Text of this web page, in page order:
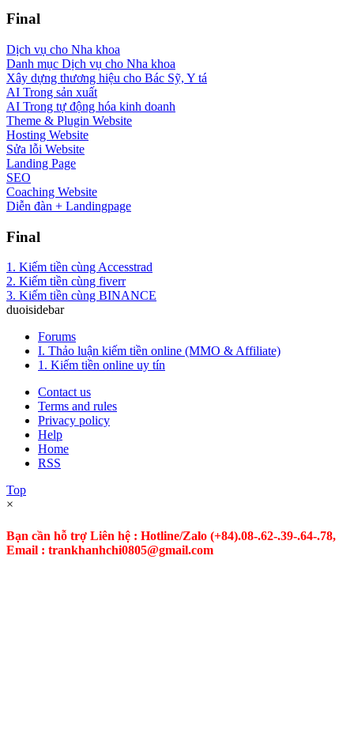
Final
Dịch vụ cho Nha khoa
Danh mục Dịch vụ cho Nha khoa
Xây dựng thương hiệu cho Bác Sỹ, Y tá
AI Trong sản xuất
AI Trong tự động hóa kinh doanh
Theme & Plugin Website
Hosting Website
Sửa lỗi Website
Landing Page
SEO
Coaching Website
Diễn đàn + Landingpage
Final
1. Kiếm tiền cùng Accesstrad
2. Kiếm tiền cùng fiverr
3. Kiếm tiền cùng BINANCE
duoisidebar
Forums
I. Thảo luận kiếm tiền online (MMO & Affiliate)
1. Kiếm tiền online uy tín
Contact us
Terms and rules
Privacy policy
Help
Home
RSS
Top
×
Bạn cần hỗ trợ Liên hệ : Hotline/Zalo (+84).08-.62-.39-.64-.78,
Email : trankhanhchi0805@gmail.com